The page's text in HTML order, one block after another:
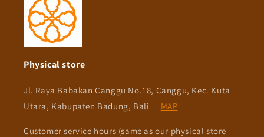
Physical store
Jl. Raya Babakan Canggu No.18, Canggu, Kec. Kuta
Utara, Kabupaten Badung, Bali MAP
Customer service hours (same as our physical store